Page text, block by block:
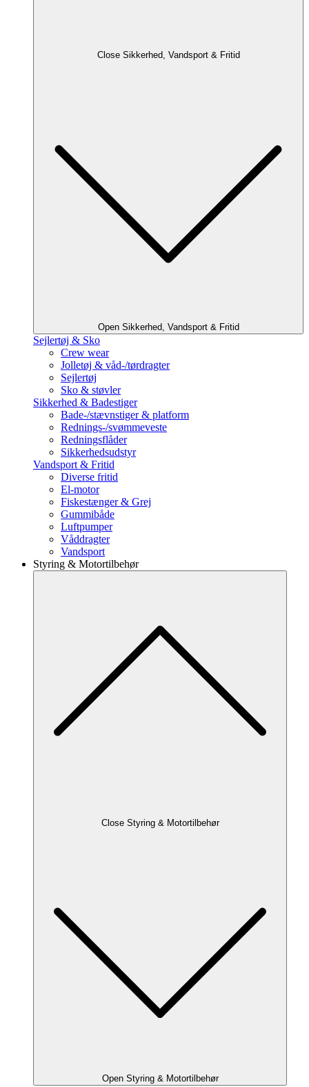
Close Sikkerhed, Vandsport & Fritid
Open Sikkerhed, Vandsport & Fritid
Sejlertøj & Sko
Crew wear
Jolletøj & våd-/tørdragter
Sejlertøj
Sko & støvler
Sikkerhed & Badestiger
Bade-/stævnstiger & platform
Rednings-/svømmeveste
Redningsflåder
Sikkerhedsudstyr
Vandsport & Fritid
Diverse fritid
El-motor
Fiskestænger & Grej
Gummibåde
Luftpumper
Våddragter
Vandsport
Styring & Motortilbehør
Close Styring & Motortilbehør
Open Styring & Motortilbehør